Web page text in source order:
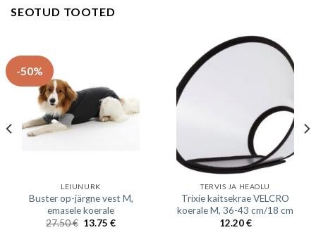
SEOTUD TOOTED
-50%
LEIUNURK
Buster op-järgne vest M,
emasele koerale
27.50€ 13.75€
TERVIS JA HEAOLU
Trixie kaitsekrae VELCRO
koerale M, 36-43 cm/18 cm
12.20€